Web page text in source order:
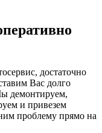
достаточно
Вас долго
демонтируем,
и привезем
проблему прямо на